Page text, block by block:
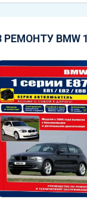
РЕМОНТУ BMW 1